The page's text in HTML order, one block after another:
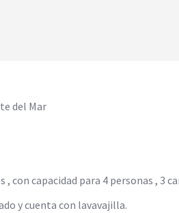
del Mar
con capacidad para 4 personas , 3
y cuenta con lavavajilla.